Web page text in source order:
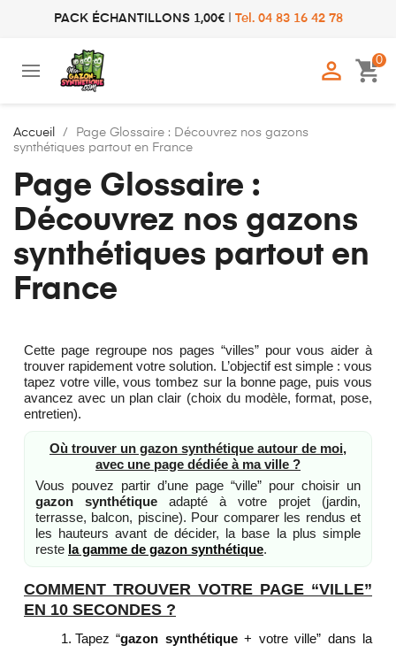
PACK ÉCHANTILLONS 1,00€| Tel. 04 83 16 42 78
 shopping_cart
0
Accueil
Page Glossaire : Découvrez nos gazons
synthétiques partout en France
Page Glossaire :
Découvrez nos gazons
synthétiques partout en
France
Cette page regroupe nos pages “villes” pour vous aider à
trouver rapidement votre solution. L’objectif est simple : vous
tapez votre ville, vous tombez sur la bonne page, puis vous
avancez avec un plan clair (choix du modèle, format, pose,
entretien).
Où trouver un gazon synthétique autour de moi,
avec une page dédiée à ma ville ?
Vous pouvez partir d’une page “ville” pour choisir un
gazon synthétique adapté à votre projet (jardin,
terrasse, balcon, piscine). Pour comparer les rendus et
les hauteurs avant de décider, la base la plus simple
reste la gamme de gazon synthétique.
COMMENT TROUVER VOTRE PAGE “VILLE”
EN 10 SECONDES ?
Tapez “gazon synthétique+ votre ville” dans la